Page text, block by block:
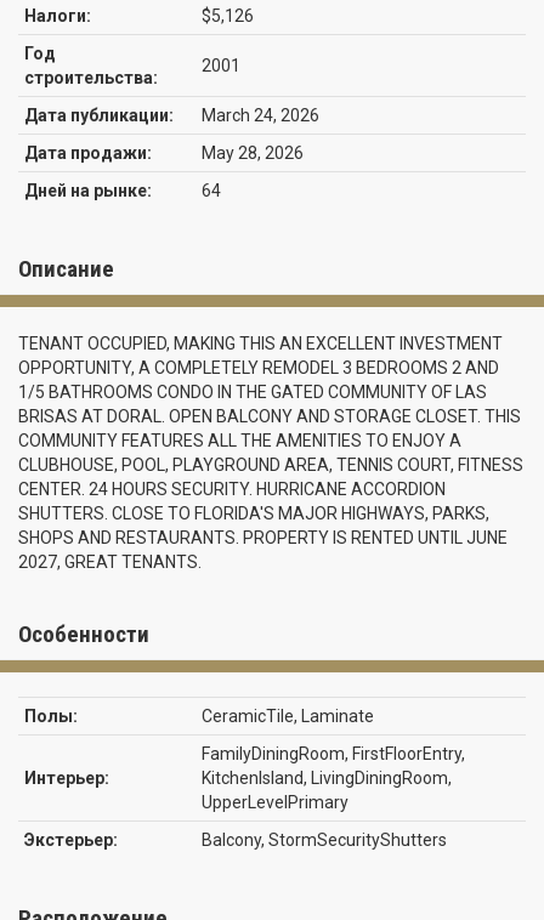
Налоги:
$5,126
Год
строительства:
2001
Дата публикации:
March 24, 2026
Дата продажи:
May 28, 2026
Дней на рынке:
64
Описание
TENANT OCCUPIED, MAKING THIS AN EXCELLENT INVESTMENT
OPPORTUNITY, A COMPLETELY REMODEL 3 BEDROOMS 2 AND
1/5 BATHROOMS CONDO IN THE GATED COMMUNITY OF LAS
BRISAS AT DORAL. OPEN BALCONY AND STORAGE CLOSET. THIS
COMMUNITY FEATURES ALL THE AMENITIES TO ENJOY A
CLUBHOUSE, POOL, PLAYGROUND AREA, TENNIS COURT, FITNESS
CENTER. 24 HOURS SECURITY. HURRICANE ACCORDION
SHUTTERS. CLOSE TO FLORIDA'S MAJOR HIGHWAYS, PARKS,
SHOPS AND RESTAURANTS. PROPERTY IS RENTED UNTIL JUNE
2027, GREAT TENANTS.
Особенности
Полы: CeramicTile, Laminate
Интерьер:
FamilyDiningRoom, FirstFloorEntry,
KitchenIsland, LivingDiningRoom,
UpperLevelPrimary
Экстерьер:
Balcony, StormSecurityShutters